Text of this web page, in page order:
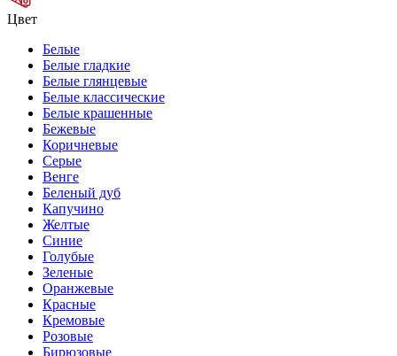
Цвет
Белые
Белые гладкие
Белые глянцевые
Белые классические
Белые крашенные
Бежевые
Коричневые
Серые
Венге
Беленый дуб
Капучино
Желтые
Синие
Голубые
Зеленые
Оранжевые
Красные
Кремовые
Розовые
Бирюзовые